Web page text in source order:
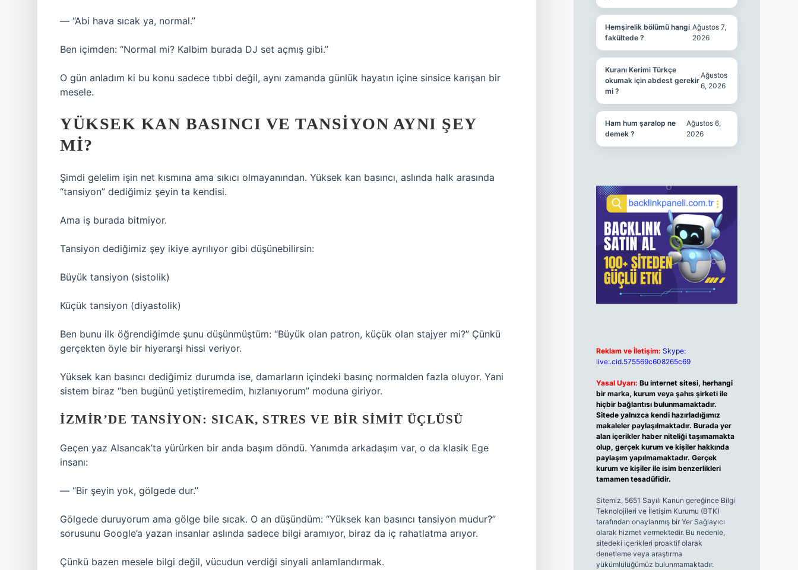
— “Abi hava sıcak ya, normal.”
Ben içimden: “Normal mi? Kalbim burada DJ set açmış gibi.”
O gün anladım ki bu konu sadece tıbbi değil, aynı zamanda günlük hayatın içine sinsice karışan bir
mesele.
YÜKSEK KAN BASINCI VE TANSIYON AYNI ŞEY
MI?
Şimdi gelelim işin net kısmına ama sıkıcı olmayanından. Yüksek kan basıncı, aslında halk arasında
“tansiyon” dediğimiz şeyin ta kendisi.
Ama iş burada bitmiyor.
Tansiyon dediğimiz şey ikiye ayrılıyor gibi düşünebilirsin:
Büyük tansiyon (sistolik)
Küçük tansiyon (diyastolik)
Ben bunu ilk öğrendiğimde şunu düşünmüştüm: “Büyük olan patron, küçük olan stajyer mi?” Çünkü
gerçekten öyle bir hiyerarşi hissi veriyor.
Yüksek kan basıncı dediğimiz durumda ise, damarların içindeki basınç normalden fazla oluyor. Yani
sistem biraz “ben bugünü yetiştiremedim, hızlanıyorum” moduna giriyor.
İZMIR’DE TANSIYON: SICAK, STRES VE BIR SIMIT ÜÇLÜSÜ
Geçen yaz Alsancak’ta yürürken bir anda başım döndü. Yanımda arkadaşım var, o da klasik Ege
insanı:
— “Bir şeyin yok, gölgede dur.”
Gölgede duruyorum ama gölge bile sıcak. O an düşündüm: “Yüksek kan basıncı tansiyon mudur?”
sorusunu Google’a yazan insanlar aslında sadece bilgi aramıyor, biraz da iç rahatlatma arıyor.
Çünkü bazen mesele bilgi değil, vücudun verdiği sinyali anlamlandırmak.
Hemşirelik bölümü hangi
fakültede ?
Ağustos 7,
2026
Kuranı Kerimi Türkçe
okumak için abdest gerekir
mi ?
Ağustos
6, 2026
Ham hum şaralop ne
demek ?
Ağustos 6,
2026
Reklam ve İletişim: Skype:
live:.cid.575569c608265c69
Yasal Uyarı: Bu internet sitesi, herhangi
bir marka, kurum veya şahıs şirketi ile
hiçbir bağlantısı bulunmamaktadır.
Sitede yalnızca kendi hazırladığımız
makaleler paylaşılmaktadır. Burada yer
alan içerikler haber niteliği taşımamakta
olup, gerçek kurum ve kişiler hakkında
paylaşım yapılmamaktadır. Gerçek
kurum ve kişiler ile isim benzerlikleri
tamamen tesadüfidir.
Sitemiz, 5651 Sayılı Kanun gereğince Bilgi
Teknolojileri ve İletişim Kurumu (BTK)
tarafından onaylanmış bir Yer Sağlayıcı
olarak hizmet vermektedir. Bu nedenle,
sitedeki içerikleri proaktif olarak
denetleme veya araştırma
yükümlülüğümüz bulunmamaktadır.